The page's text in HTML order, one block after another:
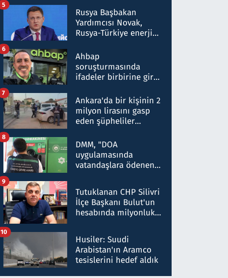
Rusya Başbakan
Yardımcısı Novak,
Rusya-Türkiye enerji
nitelikte olduğunu
belirtti
5
Ahbap
soruşturmasında
ifadeler birbirine girdi:
ifadelerinden ortaya
çıkan tablo şok etti
6
Ankara'da bir kişinin 2
milyon lirasını gasp
eden şüpheliler
7
DMM, "DOA
uygulamasında
vatandaşlara ödenen
düşürüldüğü" iddiasını
yalanladı
8
Tutuklanan CHP Silivri
İlçe Başkanı Bulut'un
hesabında milyonluk
talimat verdi, ben
gönderdim
9
Husiler: Suudi
Arabistan'ın Aramco
tesislerini hedef aldık
10